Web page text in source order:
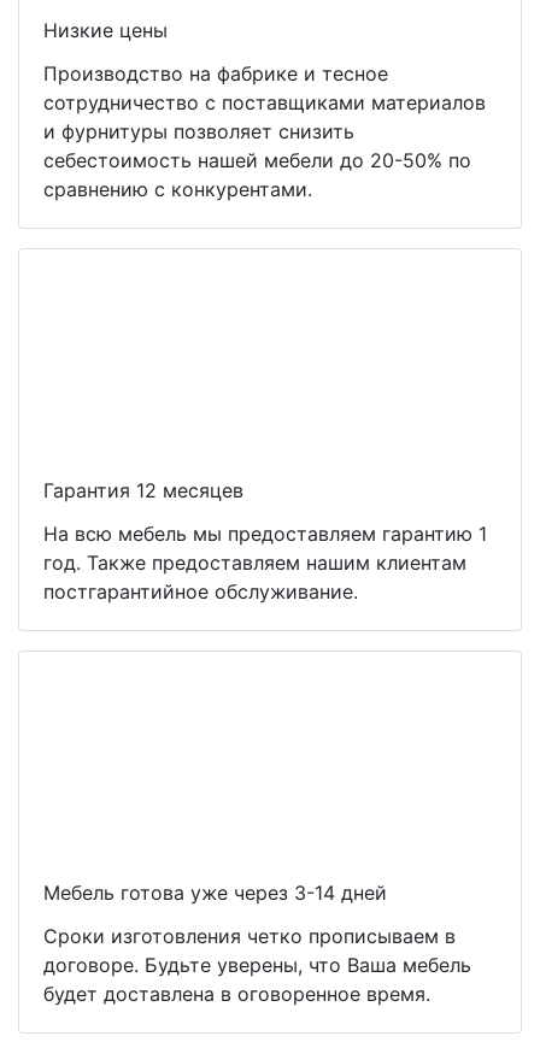
Низкие цены
Производство на фабрике и тесное
сотрудничество с поставщиками материалов
и фурнитуры позволяет снизить
себестоимость нашей мебели до 20-50% по
сравнению с конкурентами.
Гарантия 12 месяцев
На всю мебель мы предоставляем гарантию 1
год. Также предоставляем нашим клиентам
постгарантийное обслуживание.
Мебель готова уже через 3-14 дней
Сроки изготовления четко прописываем в
договоре. Будьте уверены, что Ваша мебель
будет доставлена в оговоренное время.